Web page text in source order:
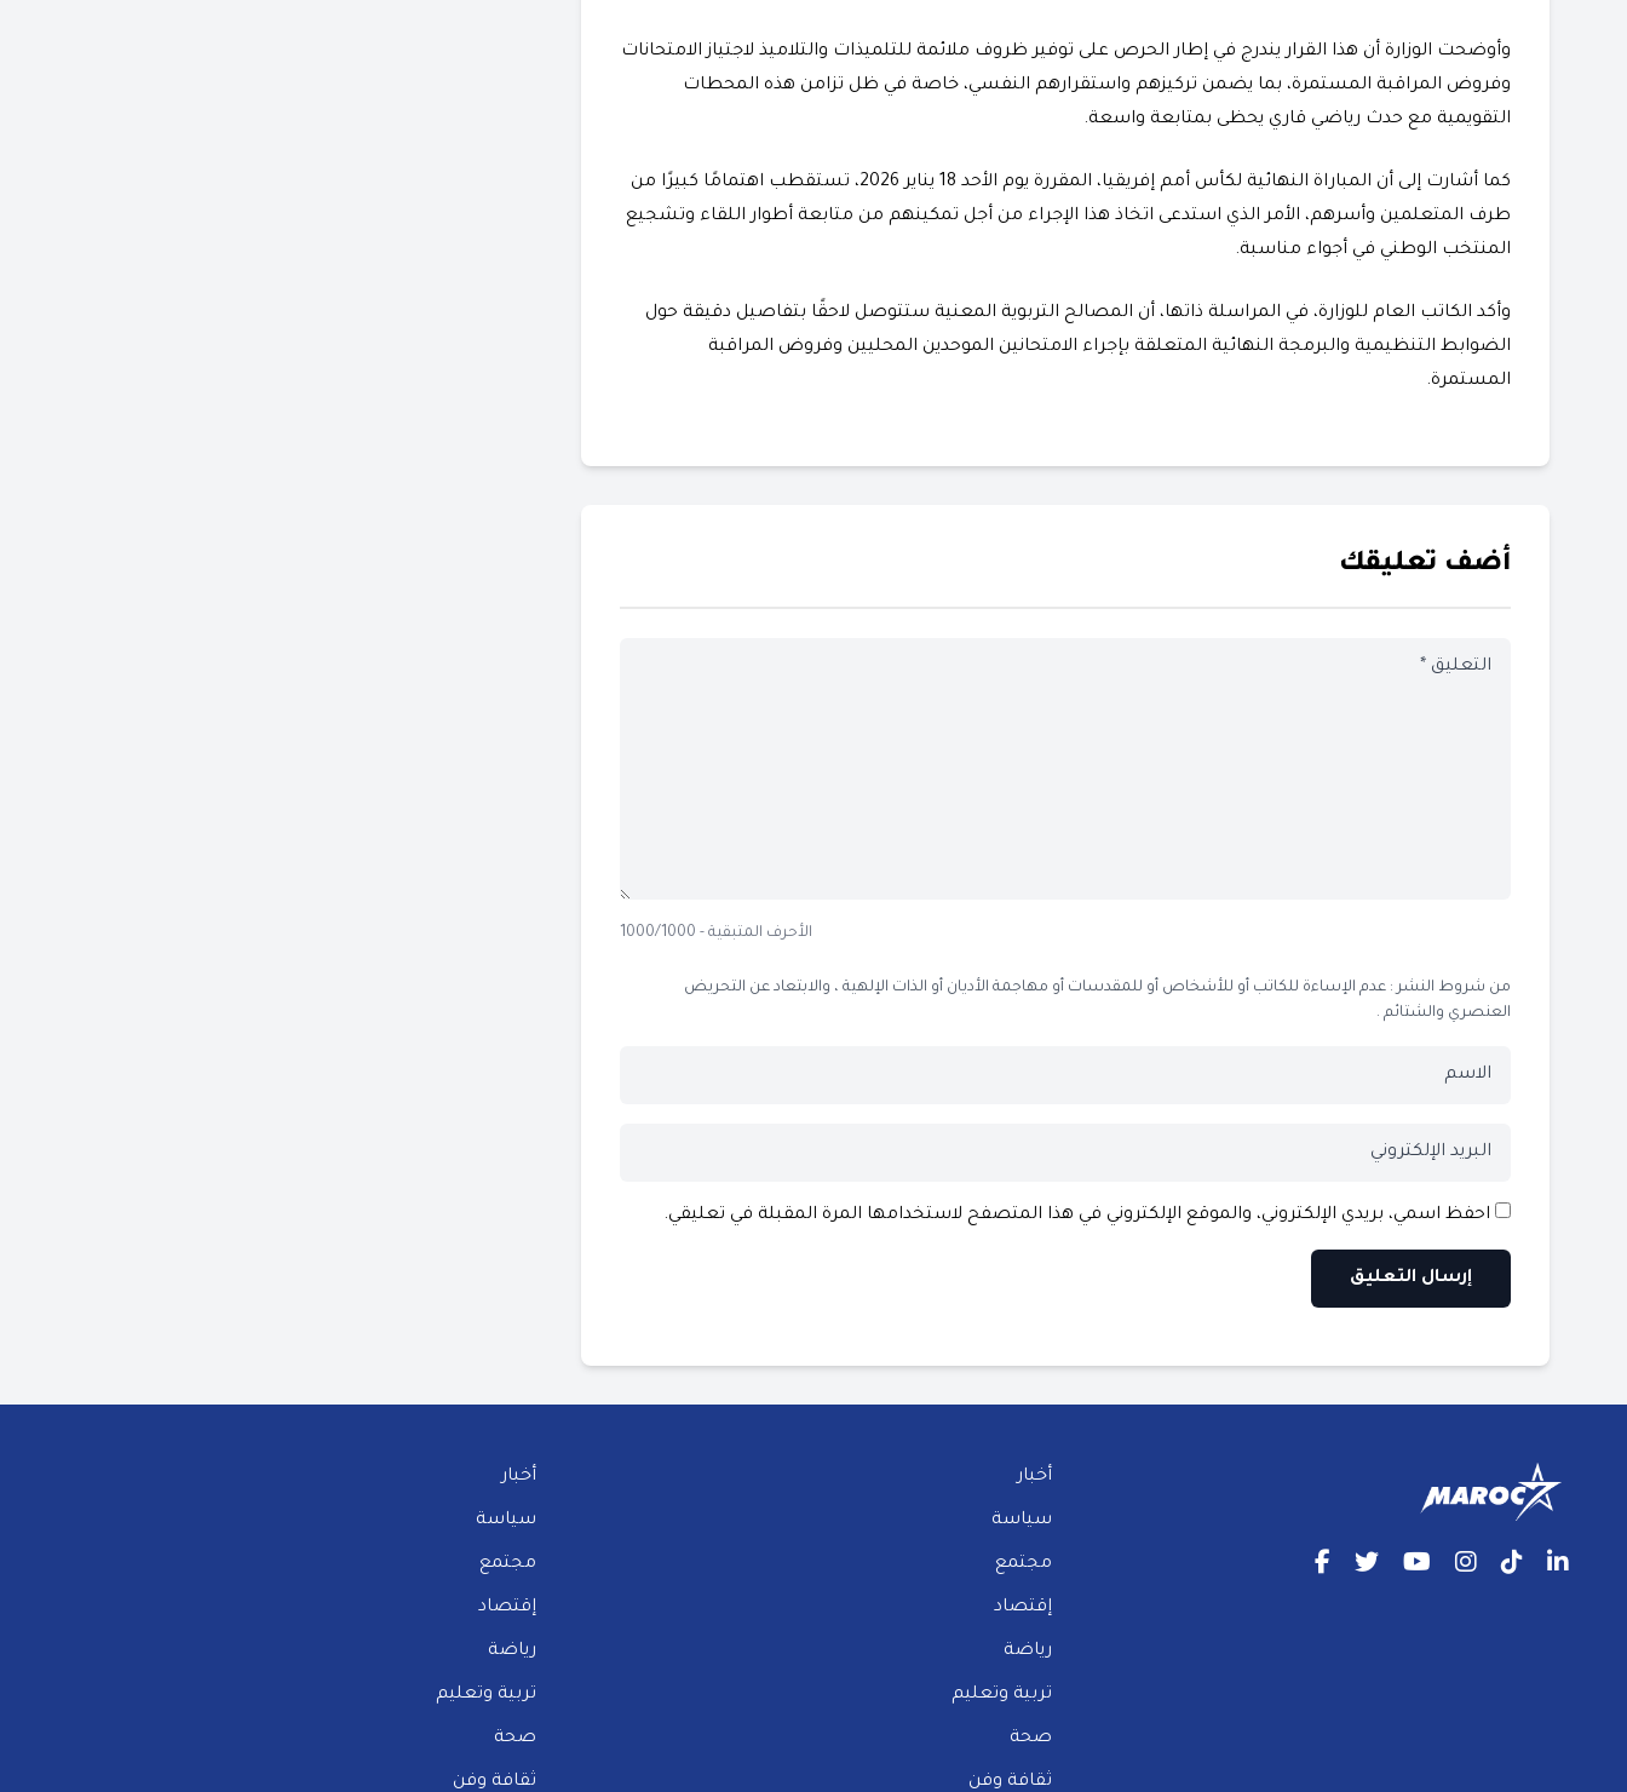
وأوضحت الوزارة أن هذا القرار يندرج في إطار الحرص على توفير ظروف ملائمة للتلميذات والتلاميذ لاجتياز الامتحانات
وفروض المراقبة المستمرة، بما يضمن تركيزهم واستقرارهم النفسي، خاصة في ظل تزامن هذه المحطات
التقويمية مع حدث رياضي قاري يحظى بمتابعة واسعة.
كما أشارت إلى أن المباراة النهائية لكأس أمم إفريقيا، المقررة يوم الأحد 18 يناير 2026، تستقطب اهتمامًا كبيرًا من
طرف المتعلمين وأسرهم، الأمر الذي استدعى اتخاذ هذا الإجراء من أجل تمكينهم من متابعة أطوار اللقاء وتشجيع
المنتخب الوطني في أجواء مناسبة.
وأكد الكاتب العام للوزارة، في المراسلة ذاتها، أن المصالح التربوية المعنية ستتوصل لاحقًا بتفاصيل دقيقة حول
الضوابط التنظيمية والبرمجة النهائية المتعلقة بإجراء الامتحانين الموحدين المحليين وفروض المراقبة
المستمرة.
أضف تعليقك
الأحرف المتبقية - 1000/1000
من شروط النشر : عدم الإساءة للكاتب أو للأشخاص أو للمقدسات أو مهاجمة الأديان أو الذات الإلهية ، والابتعاد عن التحريض
العنصري والشتائم .
احفظ اسمي، بريدي الإلكتروني، والموقع الإلكتروني في هذا المتصفح لاستخدامها المرة المقبلة في تعليقي.
أخبار
سياسة
مجتمع
إقتصاد
رياضة
تربية وتعليم
صحة
ثقافة وفن
أخبار
سياسة
مجتمع
إقتصاد
رياضة
تربية وتعليم
صحة
ثقافة وفن